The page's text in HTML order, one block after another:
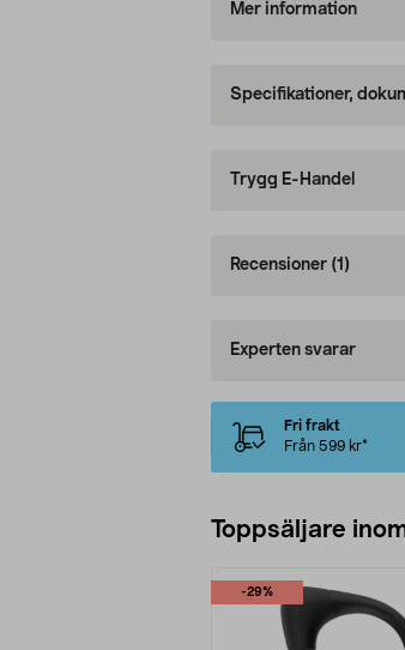
Mer information
Specifikationer,
Trygg E-Handel
Recensioner (1)
Experten svarar
Fri frakt
Från 599 kr*
Toppsäljare
-29%